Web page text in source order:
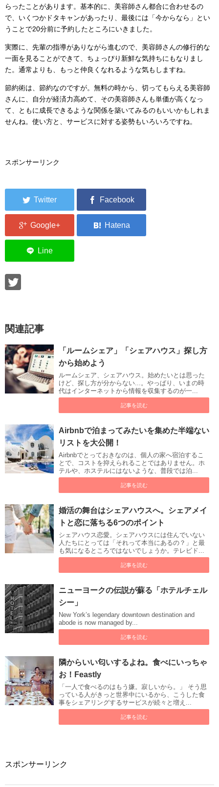
らったことがあります。基本的に、美容師さん都合に合わせるの
で、いくつかドタキャンがあったり、最後には「今からなら」とい
うことで20分前に予約したところにいきました。
実際に、先輩の指導がありながら進むので、美容師さんの修行的な
一面を見ることができて、ちょっぴり新鮮な気持ちにもなりまし
た。通常よりも、もっと仲良くなれるような気もしますね。
節約術は、節約なのですが。無料の時から、切ってもらえる美容師
さんに、自分が経済力高めて、その美容師さんも単価が高くなっ
て、ともに成長できるような関係を築いてみるのもいいかもしれま
せんね。使い方と、サービスに対する姿勢もいろいろですね。
スポンサーリンク
関連記事
「ルームシェア」「シェアハウス」探し方
から始めよう
ルームシェア、シェアハウス。始めたいとは思った
けど、探し方が分からない...。やっぱり、いまの時
代はインターネットから情報を収集するのが一...
記事を読む
Airbnbで泊まってみたいを集めた半端ない
リストを大公開！
Airbnbでとっておきなのは、個人の家へ宿泊するこ
とで、コストを抑えられることではありません。ホ
テルや、ホステルにはないような、普段では泊...
記事を読む
婚活の舞台はシェアハウスへ。シェアメイ
トと恋に落ちる6つのポイント
シェアハウス恋愛。シェアハウスには住んでいない
人たちにとっては「それって本当にあるの？」と最
も気になるところではないでしょうか。テレビド...
記事を読む
ニューヨークの伝説が蘇る「ホテルチェル
シー」
New York’s legendary downtown destination and
abode is now managed by...
記事を読む
隣からいい匂いするよね。食べにいっちゃ
お！Feastly
「一人で食べるのはもう嫌。寂しいから。」 そう思
っている人がきっと世界中にいるから、こうした食
事をシェアリングするサービスが続々と増え...
記事を読む
スポンサーリンク